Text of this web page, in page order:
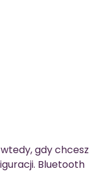
gdy chcesz
Bluetooth